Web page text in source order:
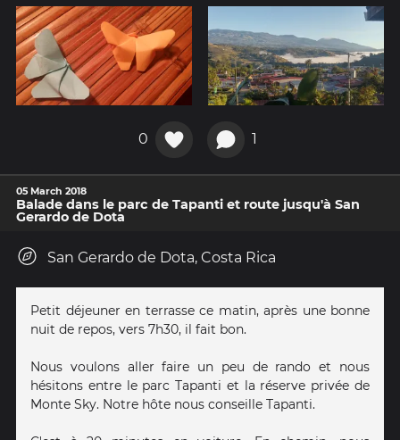
0 1
05 March 2018
Balade dans le parc de Tapanti et route jusqu'à San
Gerardo de Dota
San Gerardo de Dota, Costa Rica
Petit déjeuner en terrasse ce matin, après une bonne
nuit de repos, vers 7h30, il fait bon.
Nous voulons aller faire un peu de rando et nous
hésitons entre le parc Tapanti et la réserve privée de
Monte Sky. Notre hôte nous conseille Tapanti.